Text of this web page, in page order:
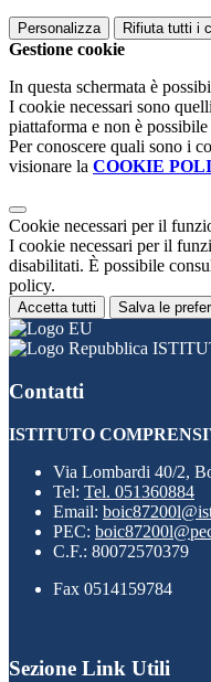
Personalizza Rifiuta tutti i
Gestione cookie
In questa schermata è
I cookie necessari sono
piattaforma e non è
Per conoscere quali sono i
visionare la COOKIE
Cookie necessari per il
I cookie necessari per il
disabilitati. È possibile
policy.
Accetta tutti Salva le
Contatti
ISTITUTO
Via Lombardi 40/2,
Tel: Tel. 051360884
Email:
PEC:
C.F.: 80072570379
Fax 0514159784
Sezione Link Utili